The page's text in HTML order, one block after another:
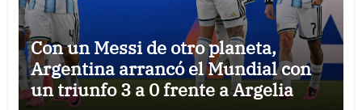
Con un Messi de otro planeta,
Argentina arrancó el Mundial con
un triunfo 3 a 0 frente a Argelia